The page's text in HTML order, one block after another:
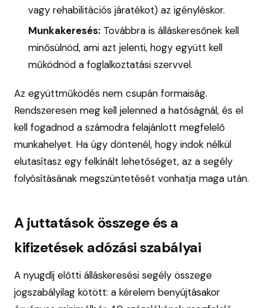
vagy rehabilitációs járatékot) az igényléskor.
Munkakeresés: Továbbra is álláskeresőnek kell
minősülnöd, ami azt jelenti, hogy együtt kell
működnöd a foglalkoztatási szervvel.
Az együttműködés nem csupán formaiság.
Rendszeresen meg kell jelenned a hatóságnál, és el
kell fogadnod a számodra felajánlott megfelelő
munkahelyet. Ha úgy döntenél, hogy indok nélkül
elutasítasz egy felkínált lehetőséget, az a segély
folyósításának megszüntetését vonhatja maga után.
A juttatások összege és a
kifizetések adózási szabályai
A nyugdíj előtti álláskeresési segély összege
jogszabályilag kötött: a kérelem benyújtásakor